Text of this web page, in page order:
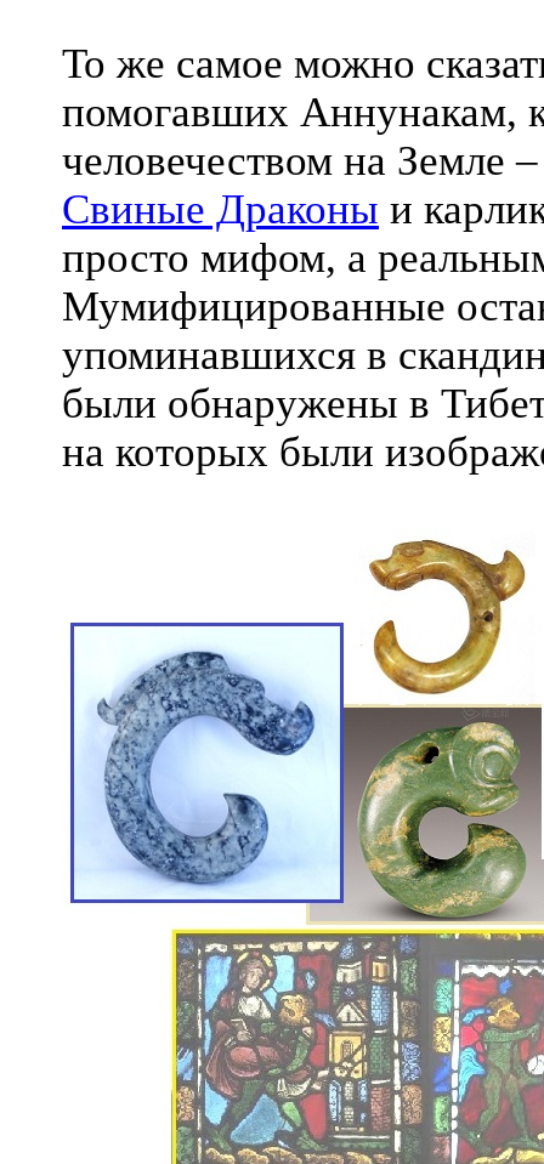
То же самое можно
помогавших Аннунакам,
человечеством на Земле
Свиные Драконы и
просто мифом, а
Мумифицированные
упоминавшихся в
были обнаружены в
на которых были